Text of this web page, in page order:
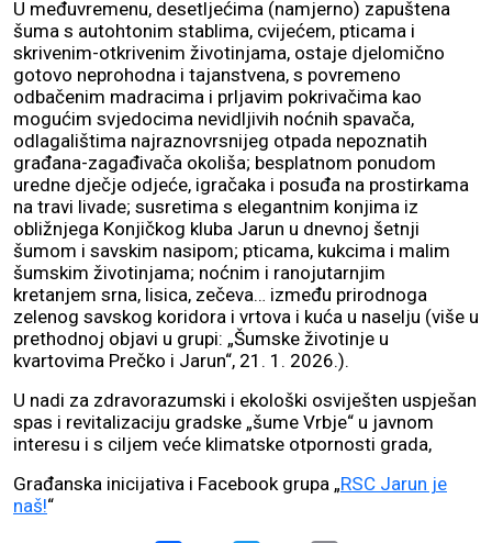
U međuvremenu, desetljećima (namjerno) zapuštena
šuma s autohtonim stablima, cvijećem, pticama i
skrivenim-otkrivenim životinjama, ostaje djelomično
gotovo neprohodna i tajanstvena, s povremeno
odbačenim madracima i prljavim pokrivačima kao
mogućim svjedocima nevidljivih noćnih spavača,
odlagalištima najraznovrsnijeg otpada nepoznatih
građana-zagađivača okoliša; besplatnom ponudom
uredne dječje odjeće, igračaka i posuđa na prostirkama
na travi livade; susretima s elegantnim konjima iz
obližnjega Konjičkog kluba Jarun u dnevnoj šetnji
šumom i savskim nasipom; pticama, kukcima i malim
šumskim životinjama; noćnim i ranojutarnjim
kretanjem srna, lisica, zečeva… između prirodnoga
zelenog savskog koridora i vrtova i kuća u naselju (više u
prethodnoj objavi u grupi: „Šumske životinje u
kvartovima Prečko i Jarun“, 21. 1. 2026.).
U nadi za zdravorazumski i ekološki osviješten uspješan
spas i revitalizaciju gradske „šume Vrbje“ u javnom
interesu i s ciljem veće klimatske otpornosti grada,
Građanska inicijativa i Facebook grupa „RSC Jarun je
naš!“